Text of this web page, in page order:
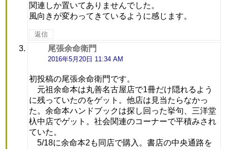
関連しか置いてありませんでした。
風向きが変わってきているように感じます。
返信
尾張余命衛門
り:
2016年5月20日 11:34 AM
初投稿の尾張余命衛門です。
元祖余命本は丸善名古屋店で1冊だけ隠れるよう
に残っていたのをゲット。他店は見当たらなかっ
た。余命本ハンドブックは探し回った挙句、三洋堂
杁中店でゲット。社会関連のコーナーで平積みされ
ていた。
5/18に余命本2も同店で購入。書店の中央通路を